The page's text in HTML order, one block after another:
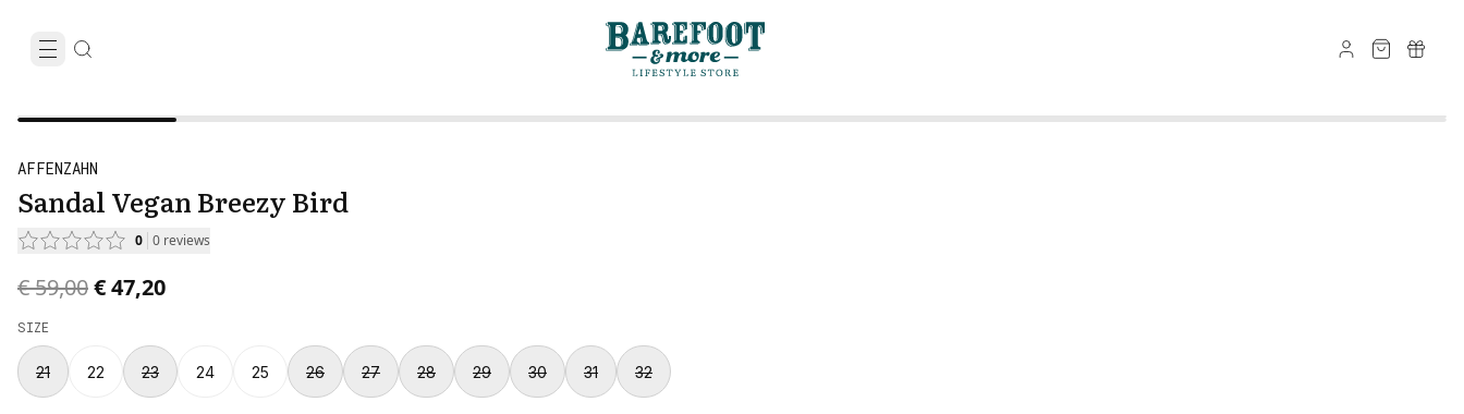
AFFENZAHN
Sandal Vegan Breezy Bird
0 0 reviews
Original price was € 59,00.
€ 59,00Current price is € 47,20.
€ 47,20
SIZE
21 22 23 24 25 26 27 28 29 30 31 32